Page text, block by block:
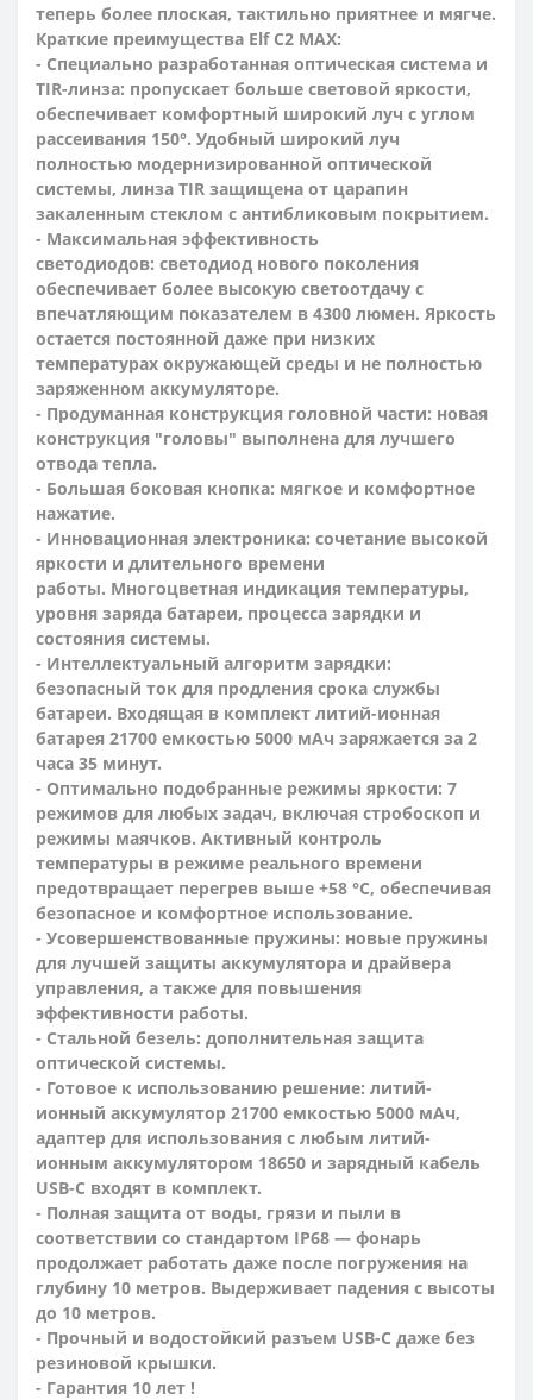
теперь более плоская, тактильно приятнее и мягче.
Краткие преимущества Elf C2 MAX:
- Специально разработанная оптическая система и
TIR-линза: пропускает больше световой яркости,
обеспечивает комфортный широкий луч с углом
рассеивания 150°. Удобный широкий луч
полностью модернизированной оптической
системы, линза TIR защищена от царапин
закаленным стеклом с антибликовым покрытием.
- Максимальная эффективность
светодиодов: светодиод нового поколения
обеспечивает более высокую светоотдачу с
впечатляющим показателем в 4300 люмен. Яркость
остается постоянной даже при низких
температурах окружающей среды и не полностью
заряженном аккумуляторе.
- Продуманная конструкция головной части: новая
конструкция "головы" выполнена для лучшего
отвода тепла.
- Большая боковая кнопка: мягкое и комфортное
нажатие.
- Инновационная электроника: сочетание высокой
яркости и длительного времени
работы. Многоцветная индикация температуры,
уровня заряда батареи, процесса зарядки и
состояния системы.
- Интеллектуальный алгоритм зарядки:
безопасный ток для продления срока службы
батареи. Входящая в комплект литий-ионная
батарея 21700 емкостью 5000 мАч заряжается за 2
часа 35 минут.
- Оптимально подобранные режимы яркости: 7
режимов для любых задач, включая стробоскоп и
режимы маячков. Активный контроль
температуры в режиме реального времени
предотвращает перегрев выше +58 °C, обеспечивая
безопасное и комфортное использование.
- Усовершенствованные пружины: новые пружины
для лучшей защиты аккумулятора и драйвера
управления, а также для повышения
эффективности работы.
- Стальной безель: дополнительная защита
оптической системы.
- Готовое к использованию решение: литий-
ионный аккумулятор 21700 емкостью 5000 мАч,
адаптер для использования с любым литий-
ионным аккумулятором 18650 и зарядный кабель
USB-C входят в комплект.
- Полная защита от воды, грязи и пыли в
соответствии со стандартом IP68 — фонарь
продолжает работать даже после погружения на
глубину 10 метров. Выдерживает падения с высоты
до 10 метров.
- Прочный и водостойкий разъем USB-C даже без
резиновой крышки.
- Гарантия 10 лет !